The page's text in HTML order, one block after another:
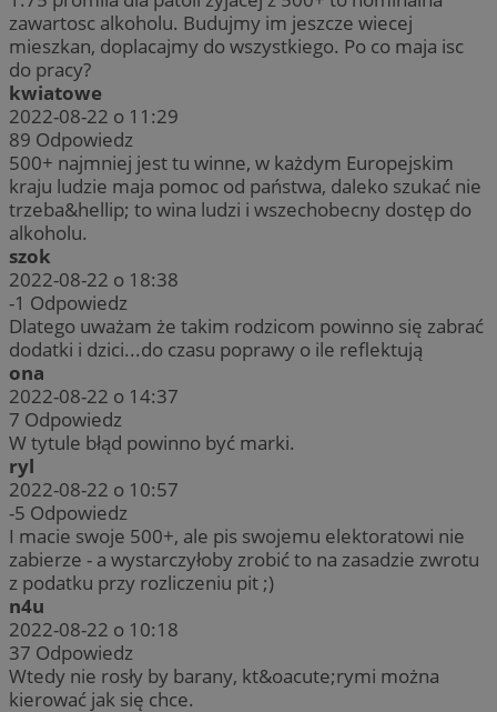
zawartosc alkoholu. Budujmy im jeszcze wiecej
mieszkan, doplacajmy do wszystkiego. Po co maja isc
do pracy?
kwiatowe
2022-08-22 o 11:29
89 Odpowiedz
500+ najmniej jest tu winne, w każdym Europejskim
kraju ludzie maja pomoc od państwa, daleko szukać nie
trzeba&hellip; to wina ludzi i wszechobecny dostęp do
alkoholu.
szok
2022-08-22 o 18:38
-1 Odpowiedz
Dlatego uważam że takim rodzicom powinno się zabrać
dodatki i dzici...do czasu poprawy o ile reflektują
ona
2022-08-22 o 14:37
7 Odpowiedz
W tytule błąd powinno być marki.
ryl
2022-08-22 o 10:57
-5 Odpowiedz
I macie swoje 500+, ale pis swojemu elektoratowi nie
zabierze - a wystarczyłoby zrobić to na zasadzie zwrotu
z podatku przy rozliczeniu pit ;)
n4u
2022-08-22 o 10:18
37 Odpowiedz
Wtedy nie rosły by barany, kt&oacute;rymi można
kierować jak się chce.